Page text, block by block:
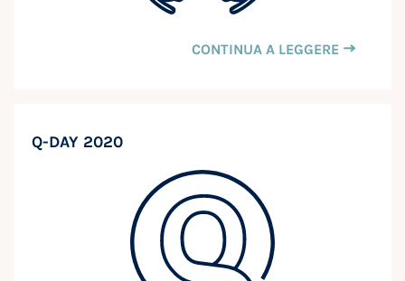
CONTINUA A LEGGERE
Q-DAY 2020